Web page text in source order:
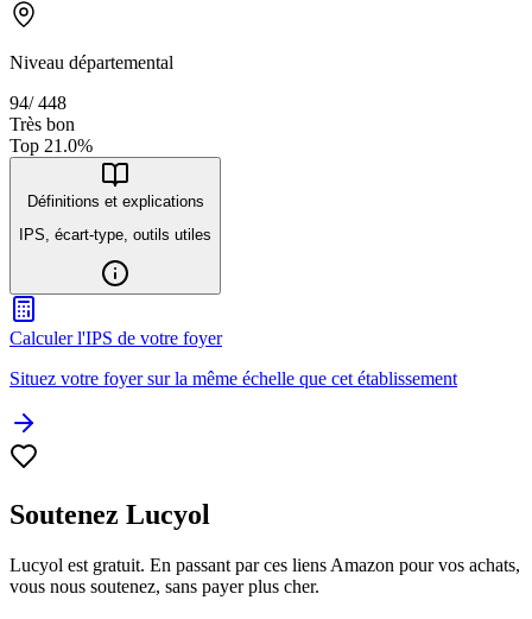
Niveau départemental
94/448
Très bon
Top 21.0%
Définitions et explications
IPS, écart-type, outils utiles
Calculer l'IPS de votre foyer
Situez votre foyer sur la même échelle que cet établissement
Soutenez Lucyol
Lucyol est gratuit. En passant par ces liens Amazon pour vos achats,
vous nous soutenez, sans payer plus cher.